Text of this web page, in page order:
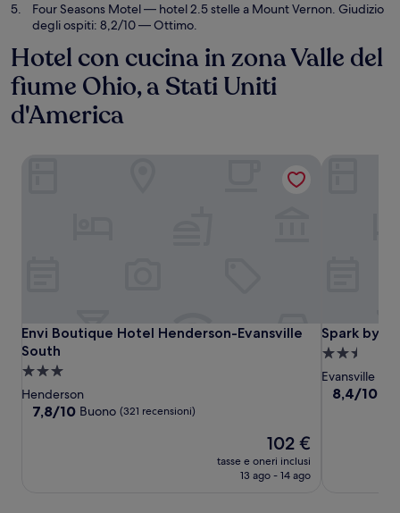
Four Seasons Motel— hotel 2.5 stelle a Mount Vernon. Giudizio
degli ospiti: 8,2/10 — Ottimo.
Hotel con cucina in zona Valle del
fiume Ohio, a Stati Uniti
d'America
Envi Boutique Hotel Henderson-Evansville
South
Envi Boutique Hotel Henderson-Evansville South
Struttura
a
3.0
Henderson
7.8
7,8/10 Buono (321 recensioni)
Il
prezzo
attuale
102 €
tasse e oneri inclusi
13 ago - 14 ago
Spark by
Spark by
Struttura
a
2.5
Evansville
8.4
8,4/10